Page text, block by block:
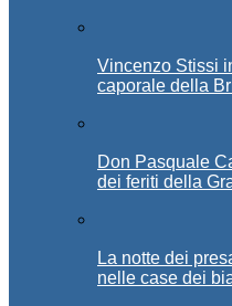
Vincenzo Stissi
caporale della
Don Pasquale
dei feriti della
La notte dei
nelle case dei